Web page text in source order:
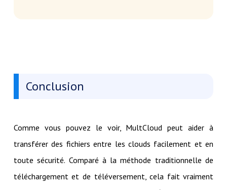
Conclusion
Comme vous pouvez le voir, MultCloud peut aider à
transférer des fichiers entre les clouds facilement et en
toute sécurité. Comparé à la méthode traditionnelle de
téléchargement et de téléversement, cela fait vraiment